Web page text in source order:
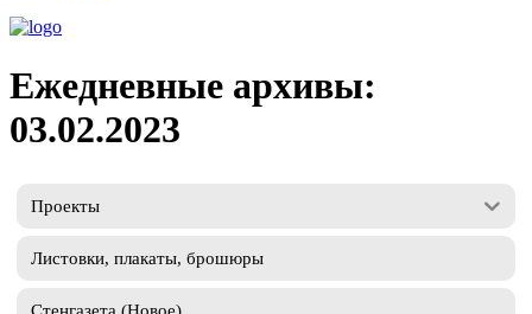
Ежедневные архивы:
03.02.2023
Проекты
Листовки, плакаты, брошюры